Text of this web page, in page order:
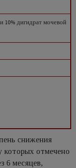
10% дигидрат мочевой
снижения
которых отмечено
6 месяцев,